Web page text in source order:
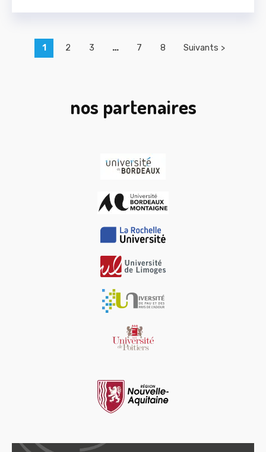
1 2 3 … 7 8 Suivants >
nos partenaires